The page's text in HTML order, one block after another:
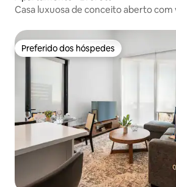
Casa luxuosa de conceito aberto com
Preferido dos hóspedes
Preferido dos hóspedes